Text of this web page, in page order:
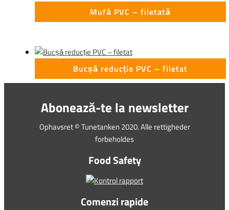
Mufă PVC – filetată
Bucșă reducție PVC – filetat
Abonează-te la newsletter
Ophavsret © Tunetanken 2020. Alle rettigheder
forbeholdes
Food Safety
Comenzi rapide